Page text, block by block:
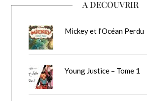
A DECOUVRIR
Mickey et l’Océan Perdu
Young Justice – Tome 1